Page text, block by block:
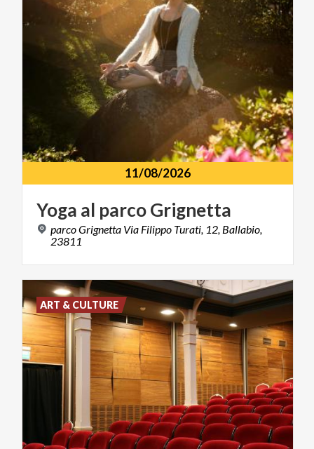
11/08/2026
Yoga al parcoGrignetta
parco Grignetta Via Filippo Turati, 12, Ballabio,
23811
ART & CULTURE